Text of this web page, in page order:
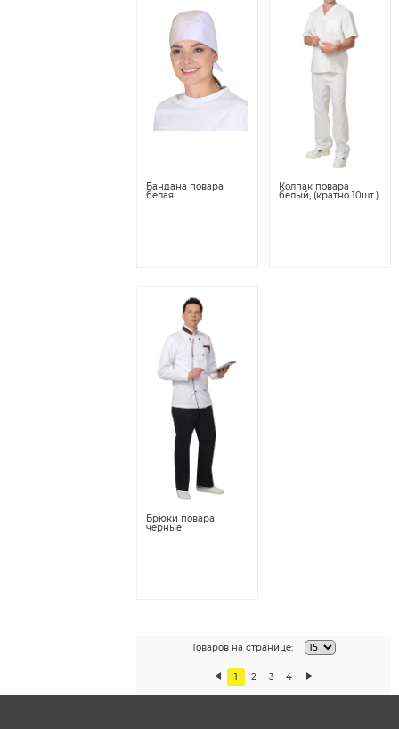
Бандана повара
белая
Колпак повара
белый, (кратно 10шт.)
Брюки повара
черные
Товаров на странице:
1 2 3 4